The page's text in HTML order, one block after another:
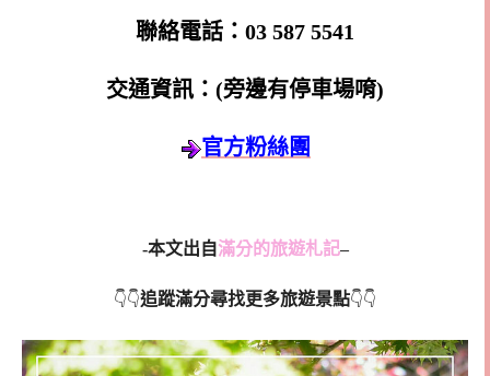
聯絡電話：03 587 5541
交通資訊：(旁邊有停車場唷)
官方粉絲團
-本文出自 滿分的旅遊札記–
👇👇追蹤滿分尋找更多旅遊景點👇👇